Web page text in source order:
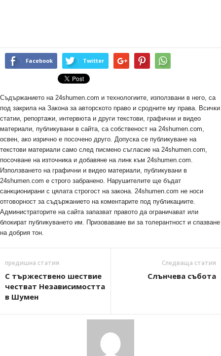
Facebook Twitter
Съдържанието на 24shumen.com и технологиите, използвани в него, са
под закрила на Закона за авторското право и сродните му права. Всички
статии, репортажи, интервюта и други текстови, графични и видео
материали, публикувани в сайта, са собственост на 24shumen.com,
освен, ако изрично е посочено друго. Допуска се публикуване на
текстови материали само след писмено съгласие на 24shumen.com,
посочване на източника и добавяне на линк към 24shumen.com.
Използването на графични и видео материали, публикувани в
24shumen.com е строго забранено. Нарушителите ще бъдат
санкционирани с цялата строгост на закона. 24shumen.com не носи
отговорност за съдържанието на коментарите под публикациите.
Администраторите на сайта запазват правото да ограничават или
блокират публикуването им. Призоваваме ви за толерантност и спазване
на добрия тон.
предишна статия
С тържествено шествие
честват Независимостта
в Шумен
Следваща статия
Слънчева събота